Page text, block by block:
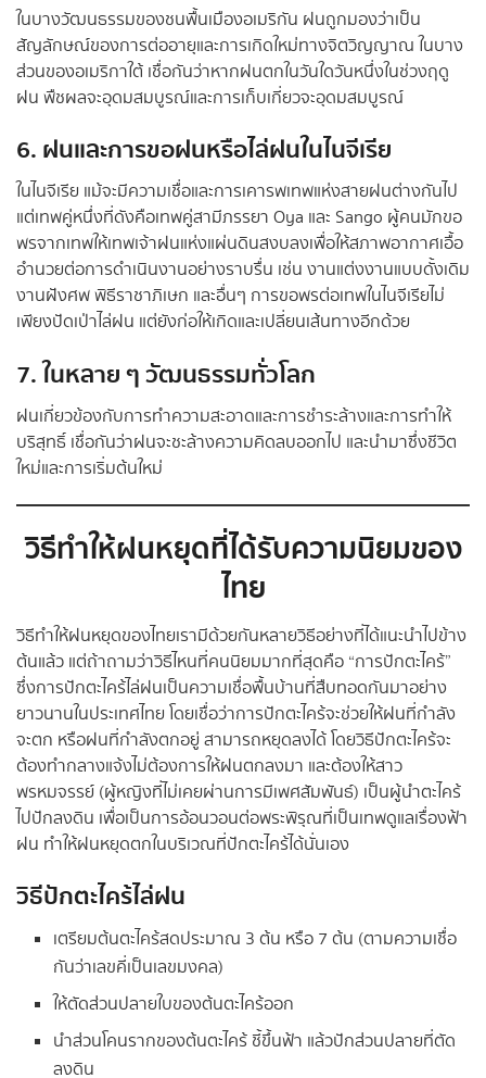
ในบางวัฒนธรรมของชนพื้นเมืองอเมริกัน ฝนถูกมองว่าเป็น
สัญลักษณ์ของการต่ออายุและการเกิดใหม่ทางจิตวิญญาณ ในบาง
ส่วนของอเมริกาใต้ เชื่อกันว่าหากฝนตกในวันใดวันหนึ่งในช่วงฤดู
ฝน พืชผลจะอุดมสมบูรณ์และการเก็บเกี่ยวจะอุดมสมบูรณ์
6. ฝนและการขอฝนหรือไล่ฝนในไนจีเรีย
ในไนจีเรีย แม้จะมีความเชื่อและการเคารพเทพแห่งสายฝนต่างกันไป
แต่เทพคู่หนึ่งที่ดังคือเทพคู่สามีภรรยา Oya และ Sango ผู้คนมักขอ
พรจากเทพให้เทพเจ้าฝนแห่งแผ่นดินสงบลงเพื่อให้สภาพอากาศเอื้อ
อำนวยต่อการดำเนินงานอย่างราบรื่น เช่น งานแต่งงานแบบดั้งเดิม
งานฝังศพ พิธีราชาภิเษก และอื่นๆ การขอพรต่อเทพในไนจีเรียไม่
เพียงปัดเป่าไล่ฝน แต่ยังก่อให้เกิดและเปลี่ยนเส้นทางอีกด้วย
7. ในหลาย ๆ วัฒนธรรมทั่วโลก
ฝนเกี่ยวข้องกับการทำความสะอาดและการชำระล้างและการทำให้
บริสุทธิ์ เชื่อกันว่าฝนจะชะล้างความคิดลบออกไป และนำมาซึ่งชีวิต
ใหม่และการเริ่มต้นใหม่
วิธีทำให้ฝนหยุดที่ได้รับความนิยมของ
ไทย
วิธีทำให้ฝนหยุดของไทยเรามีด้วยกันหลายวิธีอย่างที่ได้แนะนำไปข้าง
ต้นแล้ว แต่ถ้าถามว่าวิธีไหนที่คนนิยมมากที่สุดคือ “การปักตะไคร้”
ซึ่งการปักตะไคร้ไล่ฝนเป็นความเชื่อพื้นบ้านที่สืบทอดกันมาอย่าง
ยาวนานในประเทศไทย โดยเชื่อว่าการปักตะไคร้จะช่วยให้ฝนที่กำลัง
จะตก หรือฝนที่กำลังตกอยู่ สามารถหยุดลงได้ โดยวิธีปักตะไคร้จะ
ต้องทำกลางแจ้งไม่ต้องการให้ฝนตกลงมา และต้องให้สาว
พรหมจรรย์ (ผู้หญิงที่ไม่เคยผ่านการมีเพศสัมพันธ์) เป็นผู้นำตะไคร้
ไปปักลงดิน เพื่อเป็นการอ้อนวอนต่อพระพิรุณที่เป็นเทพดูแลเรื่องฟ้า
ฝน ทำให้ฝนหยุดตกในบริเวณที่ปักตะไคร้ได้นั่นเอง
วิธีปักตะไคร้ไล่ฝน
เตรียมต้นตะไคร้สดประมาณ 3 ต้น หรือ 7 ต้น (ตามความเชื่อ
กันว่าเลขคี่เป็นเลขมงคล)
ให้ตัดส่วนปลายใบของต้นตะไคร้ออก
นำส่วนโคนรากของต้นตะไคร้ ชี้ขึ้นฟ้า แล้วปักส่วนปลายที่ตัด
ลงดิน